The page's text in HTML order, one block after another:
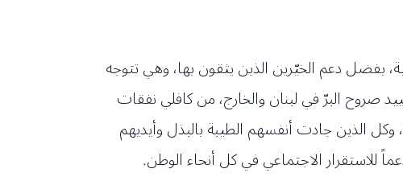
بفضل دعم الخيّرين الذين يثقون بها، وهي تتوجه
صروح البرّ في لبنان والخارج، من كافلي نفقات
وكل الذين جادت أنفسهم الطيبة بالبذل وأيديهم
للاستقرار الاجتماعي في كل أنحاء الوطن.